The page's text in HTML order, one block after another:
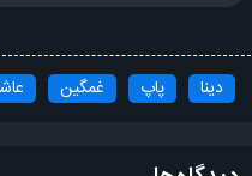
دینا پاپ غمگین